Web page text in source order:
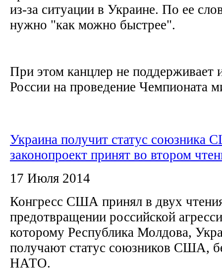
из-за ситуации в Украине. По ее
нужно "как можно быстрее".
При этом канцлер не поддерживает
России на проведение Чемпионата
Украина получит статус союзника
законопроект принят во втором
17 Июля 2014
Конгресс США принял в двух
предотвращении российской
которому Республика Молдова,
получают статус союзников США,
НАТО.